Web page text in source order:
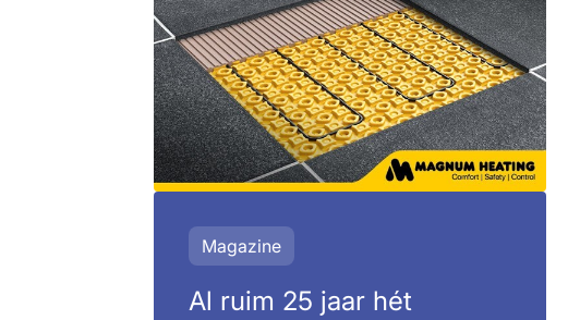
Magazine
Al ruim 25 jaar hét